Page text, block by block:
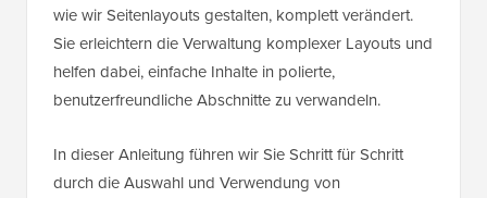
wie wir Seitenlayouts gestalten, komplett verändert.
Sie erleichtern die Verwaltung komplexer Layouts und
helfen dabei, einfache Inhalte in polierte,
benutzerfreundliche Abschnitte zu verwandeln.
In dieser Anleitung führen wir Sie Schritt für Schritt
durch die Auswahl und Verwendung von